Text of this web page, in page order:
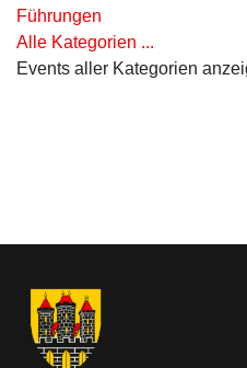
Führungen
Alle Kategorien ...
Events aller Kategorien